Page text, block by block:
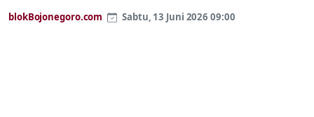
blokBojonegoro.com Sabtu, 13 Juni 2026 09:00